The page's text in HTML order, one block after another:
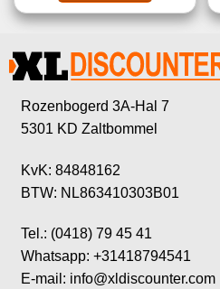
Rozenbogerd 3A-Hal 7
5301 KD Zaltbommel
KvK: 84848162
BTW: NL863410303B01
Tel.: (0418) 79 45 41
Whatsapp: +31418794541
E-mail: info@xldiscounter.com